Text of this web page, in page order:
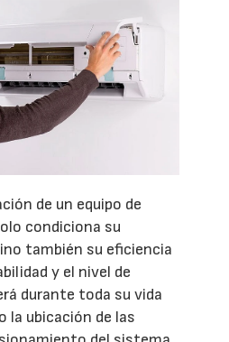
de un equipo de
condiciona su
también su eficiencia
y el nivel de
durante toda su vida
la ubicación de las